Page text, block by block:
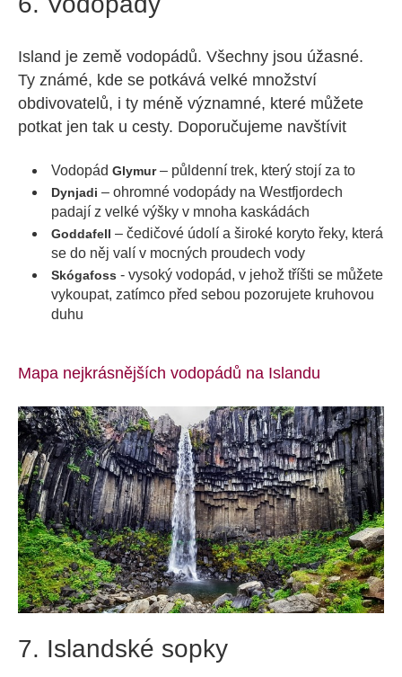
Island je země vodopádů. Všechny jsou úžasné.
Ty známé, kde se potkává velké množství
obdivovatelů, i ty méně významné, které můžete
potkat jen tak u cesty. Doporučujeme navštívit
Vodopád Glymur– půldenní trek, který stojí za to
Dynjadi – ohromné vodopády na Westfjordech
padají z velké výšky v mnoha kaskádách
Goddafell – čedičové údolí a široké koryto řeky, která
se do něj valí v mocných proudech vody
Skógafoss - vysoký vodopád, v jehož tříšti se můžete
vykoupat, zatímco před sebou pozorujete kruhovou
duhu
Mapa nejkrásnějších vodopádů na Islandu
7. Islandské sopky